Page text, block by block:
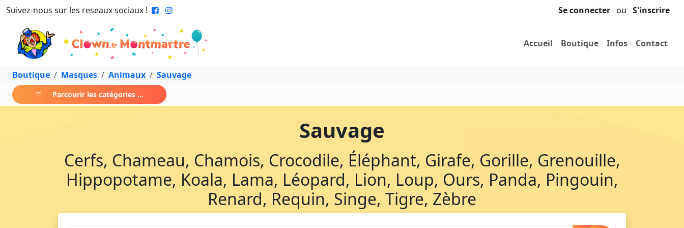
Suivez-nous sur les reseaux sociaux ! Se connecter ou S'inscrire
Accueil Boutique Infos Contact
Boutique Masques Animaux Sauvage
Parcourir les catégories ...
Sauvage
Cerfs, Chameau, Chamois, Crocodile, Éléphant, Girafe, Gorille, Grenouille,
Hippopotame, Koala, Lama, Léopard, Lion, Loup, Ours, Panda, Pingouin,
Renard, Requin, Singe, Tigre, Zèbre